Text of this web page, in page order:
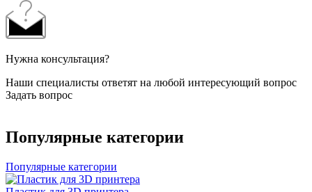
Нужна консультация?
Наши специалисты ответят на любой интересующий вопрос
Задать вопрос
Популярные категории
Популярные категории